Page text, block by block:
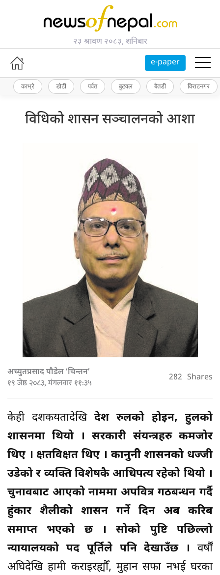
२३ श्रावण २०८३, शनिबार
e-paper
काभ्रे डोटी पर्वत बुटवल बैतडी विराटनगर
विधिको शासन सञ्चालनको आशा
अच्युतप्रसाद पौडेल ‘चिन्तन’
१९ जेष्ठ २०८३, मंगलवार ११:३५ 282 Shares
केही दशकयतादेखि देश रुलको होइन, हुलको
शासनमा थियो । सरकारी संयन्त्रहरु कमजोर
थिए । क्षतविक्षत थिए । कानुनीे शासनको धज्जी
उडेको र व्यक्ति विशेषकै आधिपत्य रहेको थियो ।
चुनावबाट आएको नाममा अपवित्र गठबन्धन गर्दै
हुंकार शैलीको शासन गर्ने दिन अब करिब
समाप्त भएको छ । सोको पुष्टि पछिल्लो
न्यायालयको पद पूर्तिले पनि देखाउँछ । वर्षौं
अघिदेखि हामी कराइरह्यौँ, मुहान सफा नभई घरका